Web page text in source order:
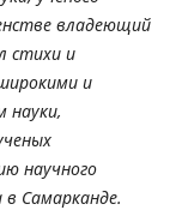
владеющий
стихи и
и
науки,
научного
в Самарканде.